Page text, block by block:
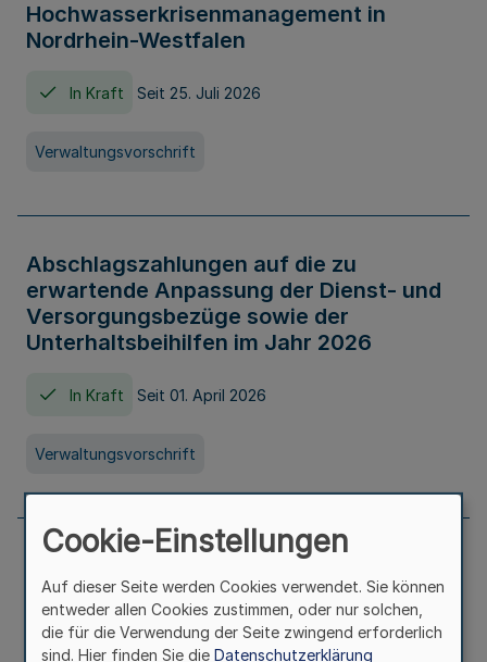
Hochwasserkrisenmanagement in
Nordrhein-Westfalen
In Kraft Seit 25. Juli 2026
Verwaltungsvorschrift
Abschlagszahlungen auf die zu
erwartende Anpassung der Dienst- und
Versorgungsbezüge sowie der
Unterhaltsbeihilfen im Jahr 2026
In Kraft Seit 01. April 2026
Verwaltungsvorschrift
Richtlinie zur Gewährung von
Zuwendungen für Maßnahmen zur
Stärkung der alltagsintegrierten
sprachlichen Bildungsarbeit in
Cookie-Einstellungen
Auf dieser Seite werden Cookies verwendet. Sie können
entweder allen Cookies zustimmen, oder nur solchen,
die für die Verwendung der Seite zwingend erforderlich
sind. Hier finden Sie die Datenschutzerklärung